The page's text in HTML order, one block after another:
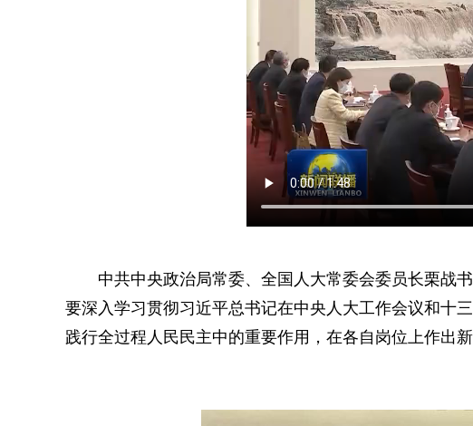
中共中央政治局常委、全国人大常委会委员长栗战
要深入学习贯彻习近平总书记在中央人大工作会议和十
践行全过程人民民主中的重要作用，在各自岗位上作出